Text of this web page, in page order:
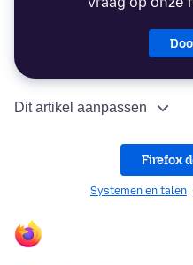
Dit artikel aanpassen
Firefox
Systemen en talen